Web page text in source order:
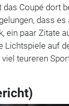
Coupé dort
dass
ein paar Zitate
Lichtspiele auf
teureren